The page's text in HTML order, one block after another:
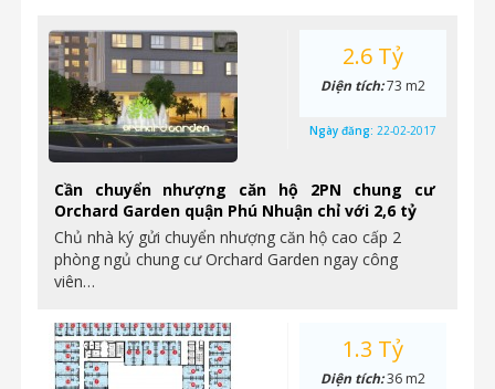
Cần chuyển nhượng căn hộ 2PN chung cư
Orchard Garden quận Phú Nhuận chỉ với 2,6 tỷ
Chủ nhà ký gửi chuyển nhượng căn hộ cao cấp 2
phòng ngủ chung cư Orchard Garden ngay công
viên…
2.6 Tỷ
Diện tích:73 m2
Ngày đăng: 22-02-2017
1.3 Tỷ
Diện tích:36 m2